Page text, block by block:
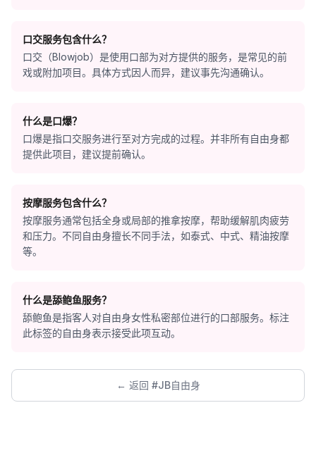
口交服务包含什么？
口交（Blowjob）是使用口部为对方提供的服务，是常见的前
戏或附加项目。具体方式因人而异，建议事先沟通确认。
什么是口爆？
口爆是指口交服务进行至对方完成的过程。并非所有自由身都
提供此项目，建议提前确认。
按摩服务包含什么？
按摩服务通常包括全身或局部的推拿按摩，帮助缓解肌肉疲劳
和压力。不同自由身擅长不同手法，如泰式、中式、精油按摩
等。
什么是舔鲍鱼服务？
舔鲍鱼是指客人对自由身女性私密部位进行的口部服务。标注
此标签的自由身表示接受此项互动。
← 返回 #JB自由身